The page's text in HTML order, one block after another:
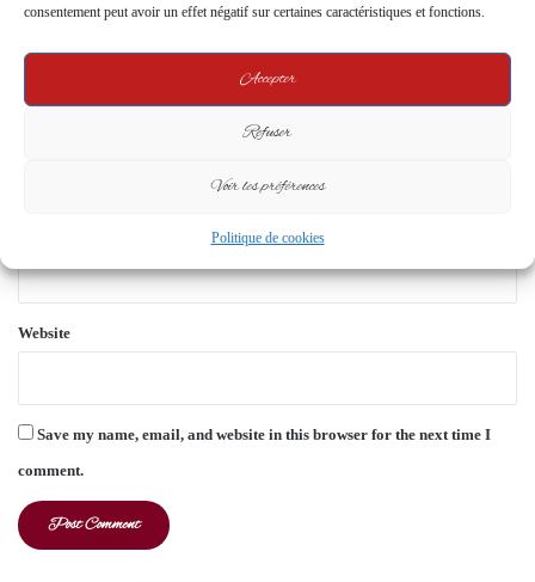
consentement peut avoir un effet négatif sur certaines caractéristiques et fonctions.
Accepter
Refuser
Voir les préférences
Politique de cookies
e
Website
Save my name, email, and website in this browser for the next time I
comment.